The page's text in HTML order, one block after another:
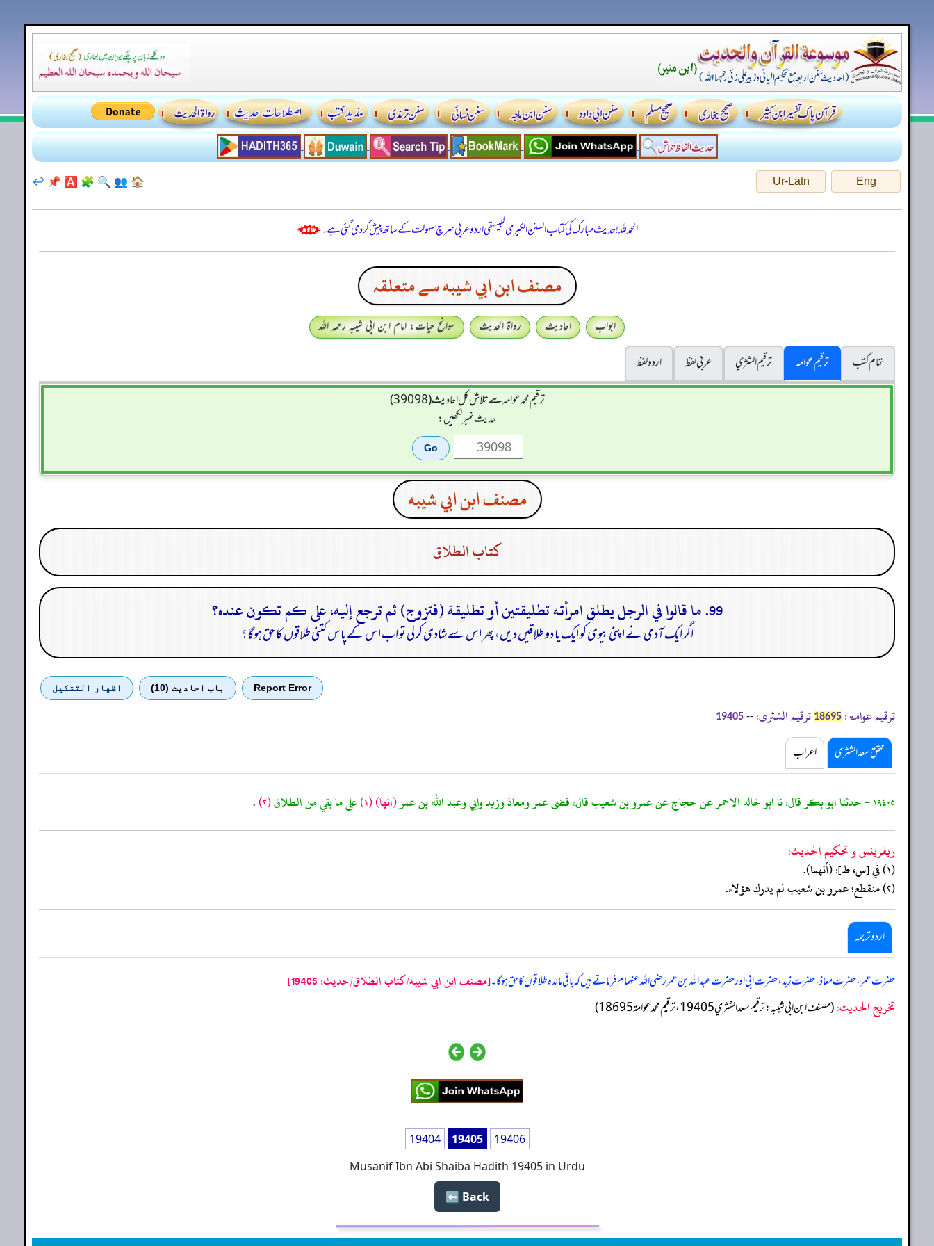
Eng
Ur-Latn
🏠
👥
🔍
🧩
🅰️
📌
↩️
الحمدللہ! حدیث مبارک کی کتاب السنن الكبرى للبيهقي اردو عربی سرچ سہولت کے ساتھ پیش کر دی گئی ہے۔
مصنف ابن ابي شيبه سے متعلقہ
ابواب احادیث رواۃ الحدیث
سوانح حیات: امام ابن ابی شیبہ رحمہ اللہ
تمام کتب
ترقیم عوامہ ترقيم الشژي عربی لفظ
اردو لفظ
ترقیم محمدعوامہ سے تلاش کل احادیث (39098)
حدیث نمبر لکھیں:
مصنف ابن ابي شيبه
كتاب الطلاق
99. ما قالوا في الرجل يطلق امرأته تطليقتين أو تطليقة (فتزوج) ثم ترجع إليه، على كم تكون عنده؟
اگر ایک آدمی نے اپنی بیوی کو ایک یا دو طلاقیں دیں،پھر اس سے شادی کرلی تو اب اس کے پاس کتنی طلاقوں کا حق ہوگا؟
Report Error باب احادیث (10) اظهار التشكيل
ترقیم عوامۃ: 18695 ترقیم الشثری: --
19405
محقق سعد الشثری اعراب
١٩٤٠٥ - حدثنا ابو بكر قال: نا ابو خالد الاحمر عن حجاج عن عمرو بن شعيب قال: قضى عمر ومعاذ وزيد وابي وعبد الله بن عمر (انها)(١) على ما بقي من الطلاق(٢) .
ريفرينس و تحكيم الحدیث:
(١) في [س، ط]: (أنهما).
(٢) منقطع؛ عمرو بن شعيب لم يدرك هؤلاء.
اردو ترجمہ
حضرت عمر، حضرت معاذ، حضرت زید، حضرت ابی اور حضرت عبد اللہ بن عمر رضی اللہ عنہما م فرماتے ہیں کہ باقی ماندہ طلاقوں کا حق ہوگا۔[مصنف ابن ابي شيبه/كتاب الطلاق/حدیث: 19405]
تخریج الحدیث:(مصنف ابن ابي شيبه: ترقيم سعد الشثري 19405، ترقيم محمد عوامة 18695)
19404 19405
19406
Musanif Ibn Abi Shaiba Hadith 19405 in Urdu
Back ⬅️